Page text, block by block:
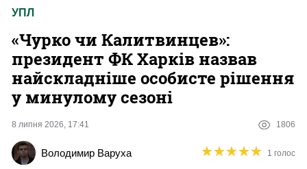
Єврокубки
УПЛ
УПЛ
«‎Чурко чи Калитвинцев»:
президент ФК Харків назвав
найскладніше особисте рішення
у минулому сезоні
8 липня 2026, 17:41 1806
Володимир Варуха ★★★★★
★★★★★ 1 голос